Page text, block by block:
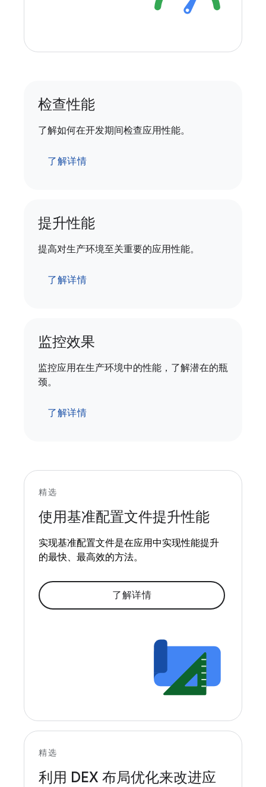
检查性能
了解如何在开发期间检查应用性能。
了解详情
提升性能
提高对生产环境至关重要的应用性能。
了解详情
监控效果
监控应用在生产环境中的性能，了解潜在的瓶
颈。
了解详情
精选
使用基准配置文件提升性能
实现基准配置文件是在应用中实现性能提升
的最快、最高效的方法。
了解详情
精选
利用 DEX 布局优化来改进应